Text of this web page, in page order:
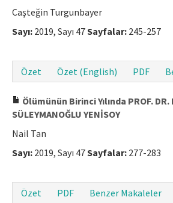
Etik İlkeler
Makale Gönder
ISSN: 1301-0077 · e-ISSN: 2651-5091
Caşteğin Turgunbayer
Sayı: 2019, Sayı 47Sayfalar: 245-257
Özet
Özet (English) PDF
Ölümünün Birinci Yılında PROF. DR.
SÜLEYMANOĞLU YENİSOY
Nail Tan
Sayı: 2019, Sayı 47Sayfalar: 277-283
Özet
PDF Benzer Makaleler